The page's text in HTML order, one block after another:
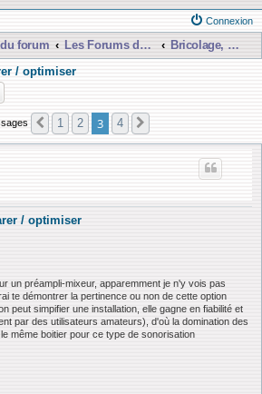
Connexion
du forum Les Forums de Discussions
Bricolage, Dépannage, Construction
/ optimiser
Précédente
1 2 3 4
/ optimiser
un préampli-mixeur, apparemment je n'y vois pas
te démontrer la pertinence ou non de cette option
peut simpifier une installation, elle gagne en fiabilité et
par des utilisateurs amateurs), d'où la domination des
même boitier pour ce type de sonorisation